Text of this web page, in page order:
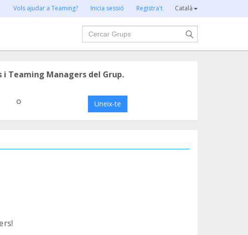
Vols ajudar a Teaming? Inicia sessió Registra't Català
Cercar
Teaming Managers del Grup.
o Uneix-te